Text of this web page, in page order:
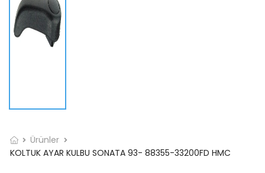
Ürünler
KOLTUK AYAR KULBU SONATA 93- 88355-33200FD HMC